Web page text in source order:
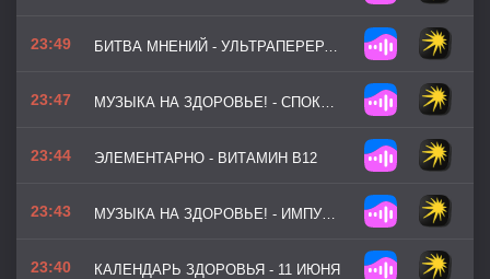
23:49 БИТВА МНЕНИЙ - УЛЬТРАПЕРЕРАБОТАННЫЕ ПРОДУКТЫ
23:47 МУЗЫКА НА ЗДОРОВЬЕ! - СПОКОЙНЫЙ РИТМ
23:44 ЭЛЕМЕНТАРНО - ВИТАМИН B12
23:43 МУЗЫКА НА ЗДОРОВЬЕ! - ИМПУЛЬС ЖИЗНИ (ВЕРСИЯ 2)
23:40 КАЛЕНДАРЬ ЗДОРОВЬЯ - 11 ИЮНЯ